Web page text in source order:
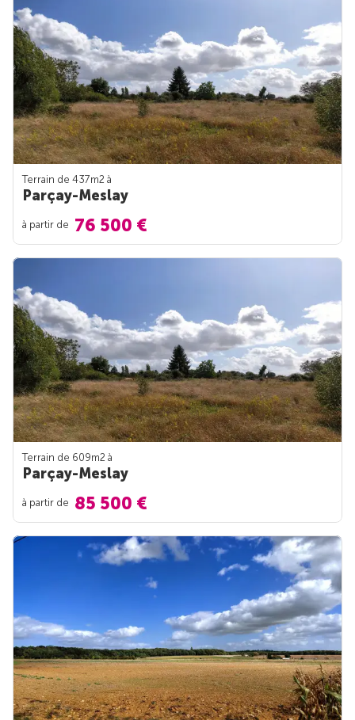
Terrain de 437m2 à
Parçay-Meslay
à partir de 76 500 €
Terrain de 609m2 à
Parçay-Meslay
à partir de 85 500 €